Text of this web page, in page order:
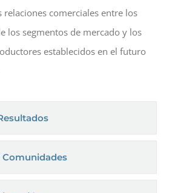
relaciones comerciales entre los
los segmentos de mercado y los
establecidos en el futuro